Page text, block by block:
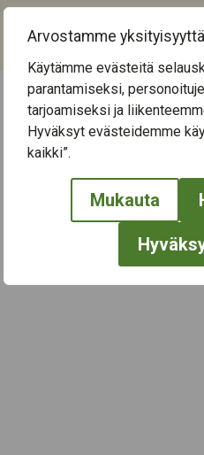
Arvostamme
Käytämme evästeitä
parantamiseksi,
tarjoamiseksi ja
Hyväksyt evästeidemme
kaikki”.
Mukauta
Kategoriat:
Ohjaus ja neuvonta
← Näytä